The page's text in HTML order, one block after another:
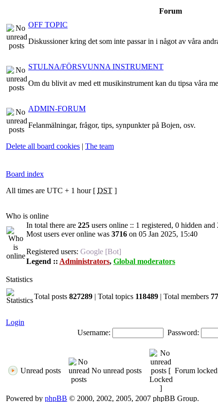
Forum
OFF TOPIC
Diskussioner kring det som inte passar in i något av våra
STULNA/FÖRSVUNNA INSTRUMENT
Om du blivit av med ett musikinstrument kan du tipsa våra
ADMIN-FORUM
Felanmälningar, frågor, tips, synpunkter på Bojen, osv.
Delete all board cookies | The team
Board index
All times are UTC + 1 hour [ DST ]
Who is online
In total there are 225 users online :: 1 registered, 0 hidden
Most users ever online was 3716 on 05 Jan 2025, 15:40
Registered users: Google [Bot]
Legend :: Administrators, Global moderators
Statistics
Total posts 827289 | Total topics 118489 | Total members
Login
Username:
Password:
Unread posts No unread posts Forum locked
Powered by phpBB © 2000, 2002, 2005, 2007 phpBB Group.